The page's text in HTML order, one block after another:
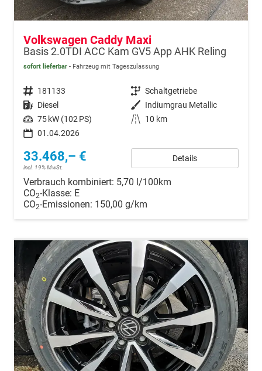
Volkswagen Caddy Maxi
Basis 2.0TDI ACC Kam GV5 App AHK Reling
sofort lieferbar Fahrzeug mit Tageszulassung
Fahrzeugnr. 181133 Getriebe Schaltgetriebe
Kraftstoff Diesel Außenfarbe Indiumgrau Metallic
Leistung 75 kW (102 PS) Kilometerstand
10 km
01.04.2026
33.468,– €
incl. 19% MwSt.
Details
Verbrauch kombiniert: 5,70 l/100km
CO2-Klasse: E
CO2-Emissionen: 150,00 g/km